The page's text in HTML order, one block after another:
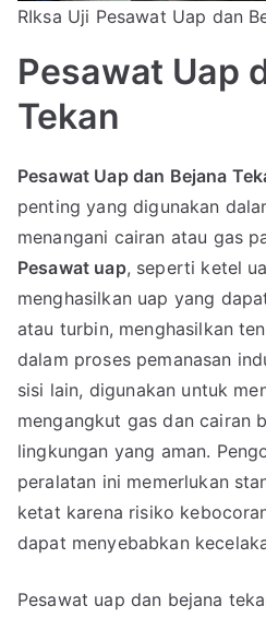
RIksa Uji Pesawat Uap dan
Pesawat Uap
Tekan
Pesawat Uap dan Bejana
penting yang digunakan
menangani cairan atau gas
Pesawat uap, seperti ketel
menghasilkan uap yang
atau turbin, menghasilkan
dalam proses pemanasan
sisi lain, digunakan untuk
mengangkut gas dan cairan
lingkungan yang aman.
peralatan ini memerlukan
ketat karena risiko
dapat menyebabkan
Pesawat uap dan bejana